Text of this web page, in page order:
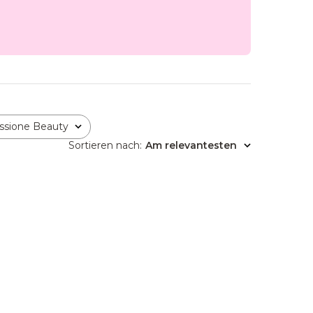
Beauty
Sortieren nach: Am relevantesten